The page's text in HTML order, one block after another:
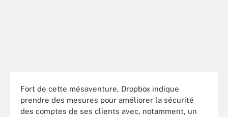
Fort de cette mésaventure, Dropbox indique
prendre des mesures pour améliorer la sécurité
des comptes de ses clients avec, notamment, un